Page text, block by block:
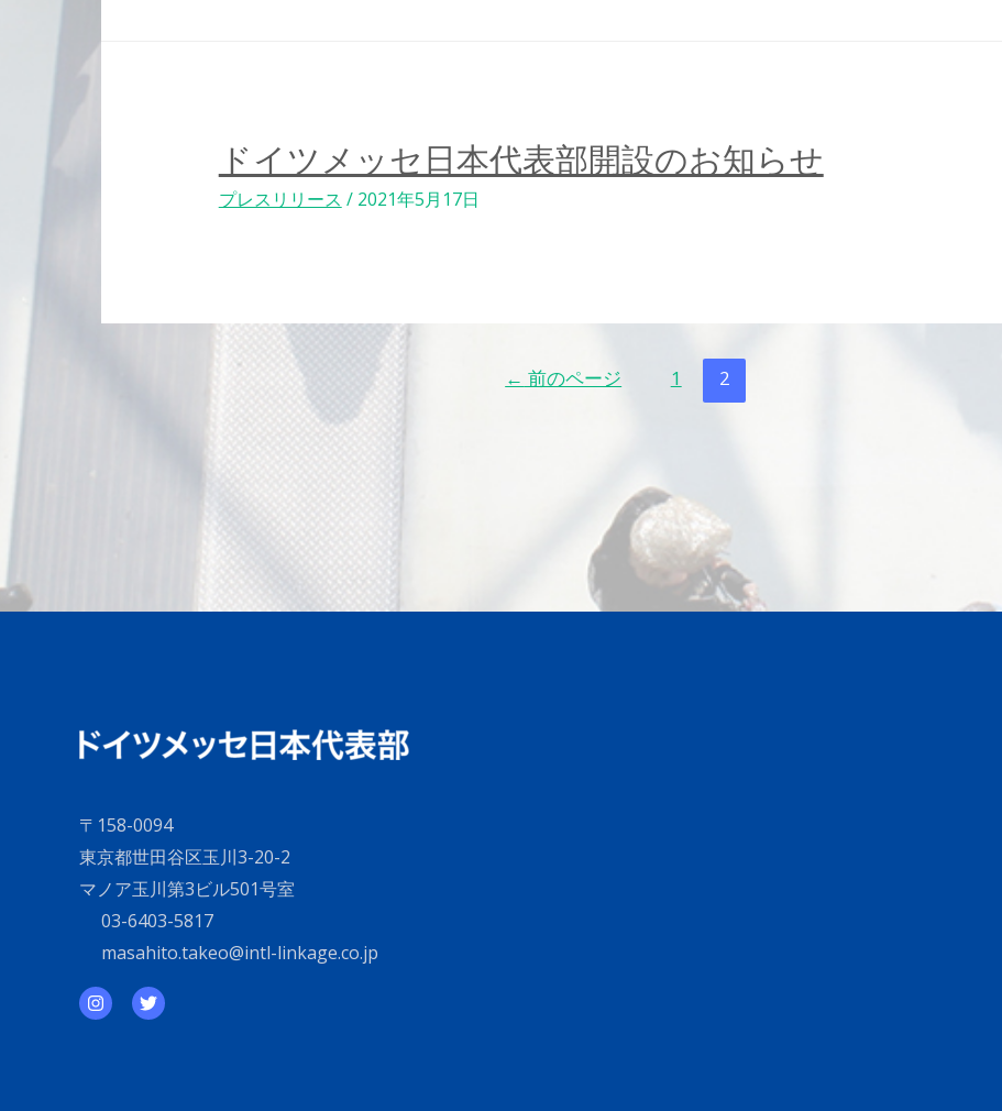
欧
州
ラ
ス
ョ
ン、
ス
テ
ッ
ドイツメッセ日本代表部開設のお知らせ
プレスリリース / 2021年5月17日
送
り
← 前のページ 1 2
〒158-0094
東京都世田谷区玉川3-20-2
マノア玉川第3ビル501号室
03-6403-5817
masahito.takeo@intl-linkage.co.jp